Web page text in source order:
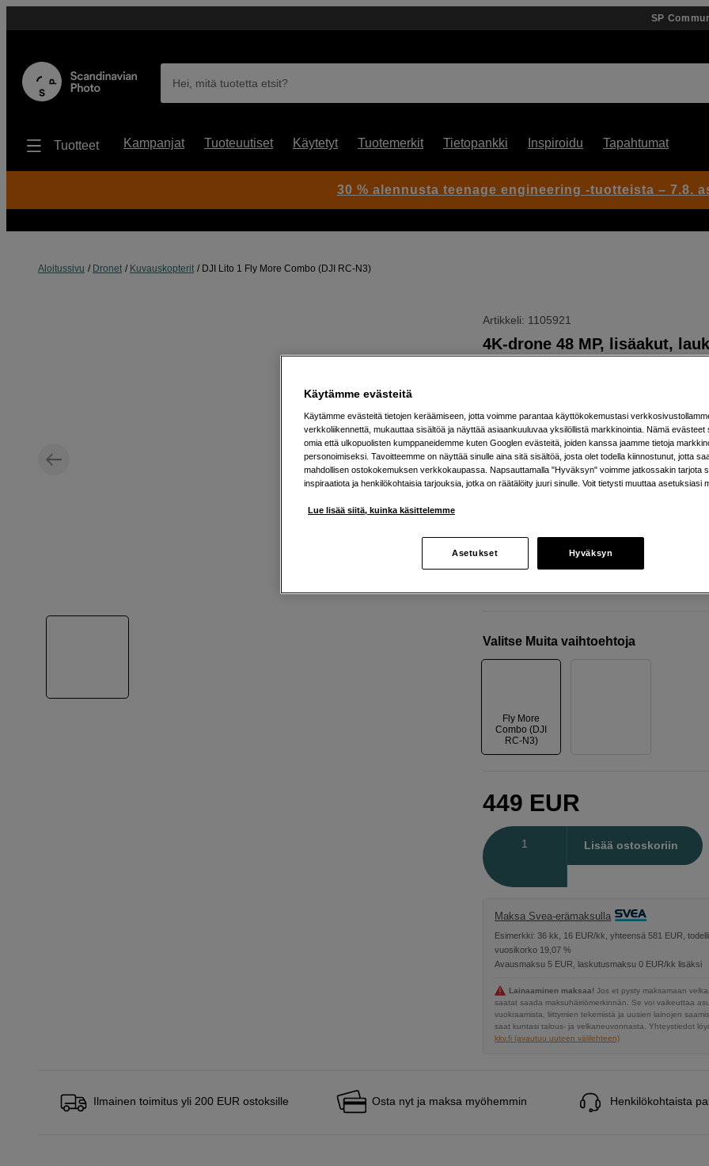
SP
Hei, mitä tuotetta etsit?
Tuotteet Kampanjat Tuoteuutiset Käytetyt Tuotemerkit Tietopankki Inspiroidu Tapahtumat
Aloitussivu Dronet Kuvauskopterit DJI Lito 1 Fly More Combo (DJI RC-N3)
Artikkeli: 1105921
4K-drone 48 MP, lisäakut,
Verkkokauppa : Varastossa
Helsingin myymälä: Varastotilanne
Jopa 36 minuutin lentoaika
Valitse Muita vaihtoehtoja
Fly More
Combo (DJI
RC-N3)
449 EUR
Lisää ostoskoriin
Maksa Svea-erämaksulla
Esimerkki: 36 kk, 16 EUR/kk, yhteensä 581 EUR,
vuosikorko 19,07 %
Avausmaksu 5 EUR, laskutusmaksu 0 EUR/kk lisäksi
Lainaaminen maksaa! Jos et pysty maksamaan
saatat saada maksuhäiriömerkinnän. Se voi vaikeuttaa
vuokraamista, liittymien tekemistä ja uusien lainojen
saat kuntasi talous- ja velkaneuvonnasta. Yhteystiedot
kkv.fi (avautuu uuteen välilehteen)
Ilmainen toimitus yli 200 EUR ostoksille Osta nyt ja maksa myöhemmin Henkilökohtaista
30 % alennusta teenage engineering -tuotteista – 7.8.
Käytämme evästeitä
Käytämme evästeitä tietojen keräämiseen, jotta voimme parantaa käyttökokemustasi
verkkoliikennettä, mukauttaa sisältöä ja näyttää asiaankuuluvaa yksilöllistä markkinointia. Nämä evästeet
omia että ulkopuolisten kumppaneidemme kuten Googlen evästeitä, joiden kanssa jaamme tietoja
personoimiseksi. Tavoitteemme on näyttää sinulle aina sitä sisältöä, josta olet todella kiinnostunut, jotta
mahdollisen ostokokemuksen verkkokaupassa. Napsauttamalla "Hyväksyn" voimme jatkossakin tarjota
inspiraatiota ja henkilökohtaisia tarjouksia, jotka on räätälöity juuri sinulle. Voit tietysti muuttaa asetuksiasi
Lue lisää siitä, kuinka käsittelemme
Asetukset Hyväksyn